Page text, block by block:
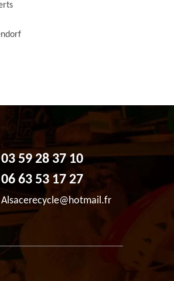
03 59 28 37 10
06 63 53 17 27
Alsacerecycle@hotmail.fr